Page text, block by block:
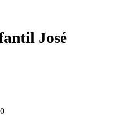
José